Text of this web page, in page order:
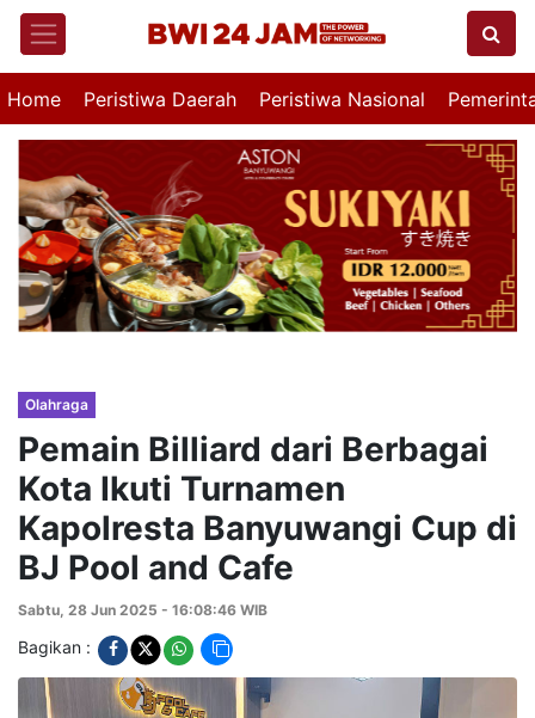
Home Peristiwa Daerah Peristiwa Nasional
Olahraga
Pemain Billiard dari Berbagai
Kota Ikuti Turnamen
Kapolresta Banyuwangi Cup di
BJ Pool and Cafe
Sabtu, 28 Jun 2025 - 16:08:46 WIB
Bagikan :